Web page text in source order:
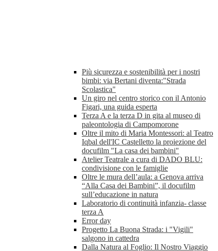
Più sicurezza e sostenibilità per i nostri
bimbi: via Bertani diventa:"Strada
Scolastica"
Un giro nel centro storico con il Antonio
Figari, una guida esperta
Terza A e la terza D in gita al museo di
paleontologia di Campomorone
Oltre il mito di Maria Montessori: al Teatro
Iqbal dell'IC Castelletto la proiezione del
docufilm "La casa dei bambini"
Atelier Teatrale a cura di DADO BLU:
condivisione con le famiglie
Oltre le mura dell’aula: a Genova arriva
“Alla Casa dei Bambini”, il docufilm
sull’educazione in natura
Laboratorio di continuità infanzia- classe
terza A
Error day
Progetto La Buona Strada: i "Vigili"
salgono in cattedra
Dalla Natura al Foglio: Il Nostro Viaggio